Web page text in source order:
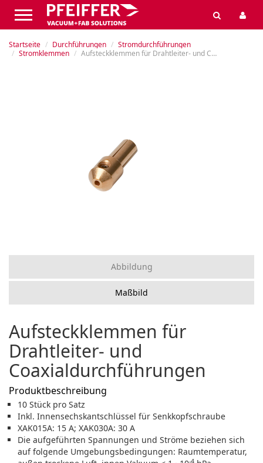
Startseite Durchführungen
Stromdurchführungen
Stromklemmen
Aufsteckklemmen für Drahtleiter- und Coaxialdurchführungen
Abbildung
Maßbild
Aufsteckklemmen für
Drahtleiter- und
Coaxialdurchführungen
Produktbeschreibung
10 Stück pro Satz
Inkl. Innensechskantschlüssel für Senkkopfschraube
XAK015A: 15 A; XAK030A: 30 A
Die aufgeführten Spannungen und Ströme beziehen sich
auf folgende Umgebungsbedingungen: Raumtemperatur,
-4